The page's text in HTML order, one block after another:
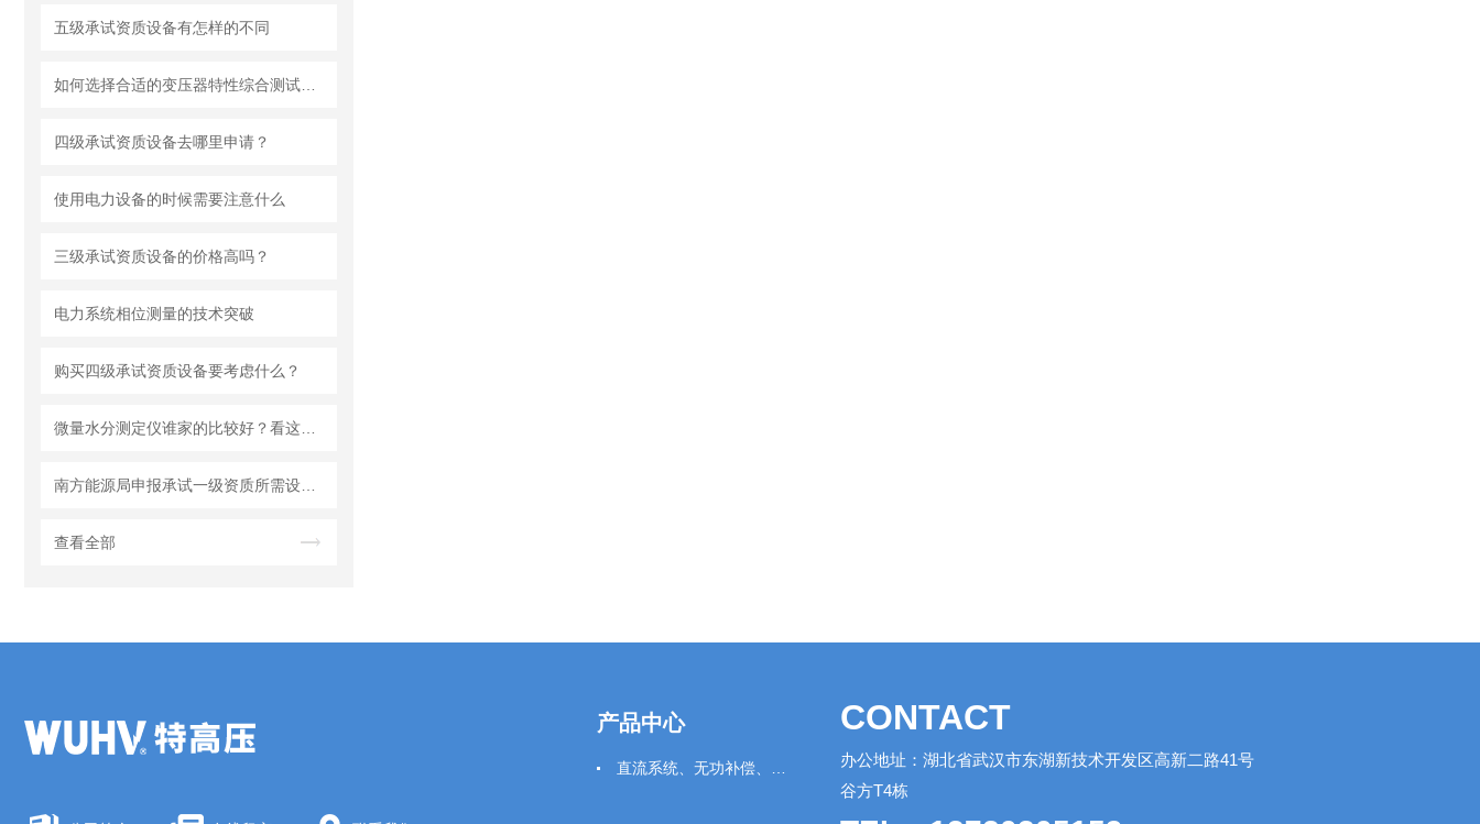
五级承试资质设备有怎样的不同
四级承试资质设备去哪里申请？
使用电力设备的时候需要注意什么
三级承试资质设备的价格高吗？
电力系统相位测量的技术突破
购买四级承试资质设备要考虑什么？
查看全部
产品中心 CONTACT
办公地址：湖北省武汉市东湖新技术开发区高新二路41号
谷方T4栋